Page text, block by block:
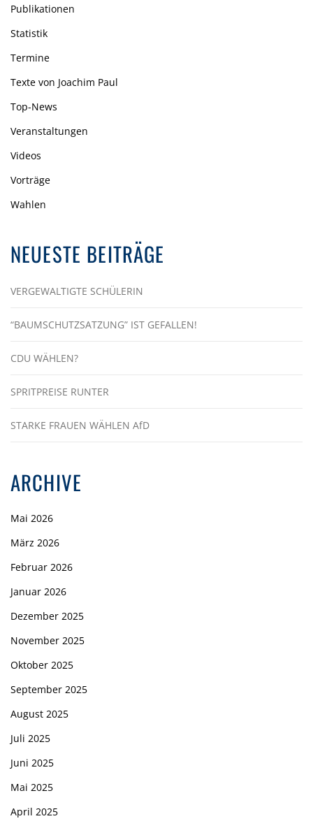
Publikationen
Statistik
Termine
Texte von Joachim Paul
Top-News
Veranstaltungen
Videos
Vorträge
Wahlen
NEUESTE BEITRÄGE
VERGEWALTIGTE SCHÜLERIN
“BAUMSCHUTZSATZUNG” IST GEFALLEN!
CDU WÄHLEN?
SPRITPREISE RUNTER
STARKE FRAUEN WÄHLEN AfD
ARCHIVE
Mai 2026
März 2026
Februar 2026
Januar 2026
Dezember 2025
November 2025
Oktober 2025
September 2025
August 2025
Juli 2025
Juni 2025
Mai 2025
April 2025